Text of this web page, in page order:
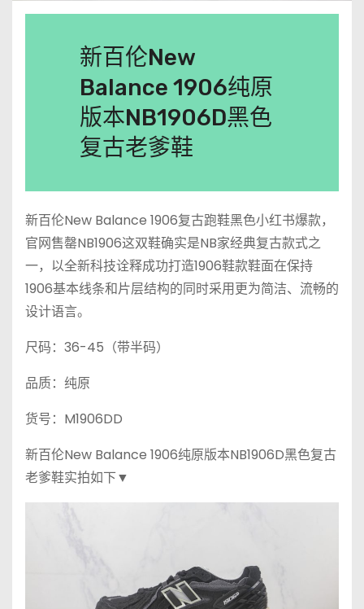
新百伦New
Balance 1906纯原
版本NB1906D黑色
复古老爹鞋
新百伦New Balance 1906复古跑鞋黑色小红书爆款，
官网售罄NB1906这双鞋确实是NB家经典复古款式之
一，以全新科技诠释成功打造1906鞋款鞋面在保持
1906基本线条和片层结构的同时采用更为简洁、流畅的
设计语言。
尺码：36-45（带半码）
品质：纯原
货号：M1906DD
新百伦New Balance 1906纯原版本NB1906D黑色复古
老爹鞋实拍如下▼